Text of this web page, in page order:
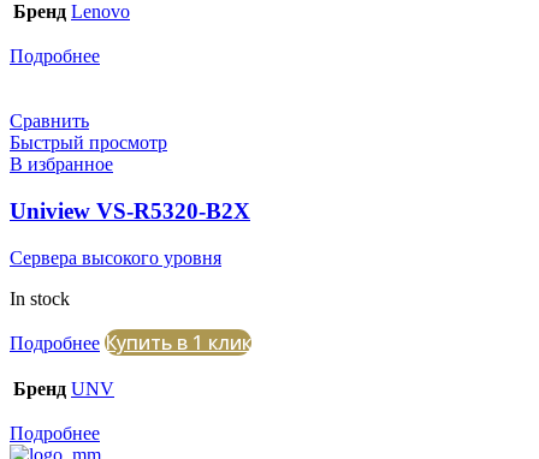
Бренд Lenovo
Подробнее
Сравнить
Быстрый просмотр
В избранное
Uniview VS-R5320-B2X
Сервера высокого уровня
In stock
Подробнее Купить в 1 клик
Бренд UNV
Подробнее